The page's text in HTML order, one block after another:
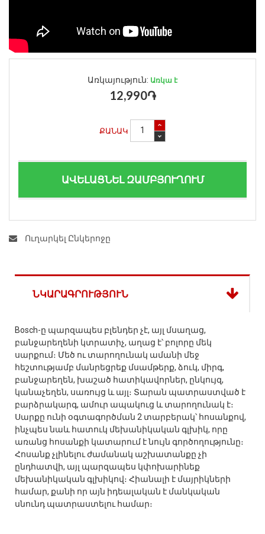
Առկայություն: Առկա է
12,990֏
ՔԱՆԱԿ
ԱՎԵԼԱՑՆԵԼ ԶԱՄԲՅՈՒՂՈՒՄ
Ուղարկել Ընկերոջը
ՆԿԱՐԱԳՐՈՒԹՅՈՒՆ
Bosch-ը պարզապես բլենդեր չէ, այլ մսաղաց,
բանջարեղենի կտրատիչ, աղաց է՝ բոլորը մեկ
սարքում։ Մեծ ու տարողունակ ամանի մեջ
հեշտությամբ մանրեցրեք մսամթերք, ձուկ, միրգ,
բանջարեղեն, խաշած հատիկավորներ, ընկույզ,
կանաչեղեն, սառույց և այլ։ Տարան պատրաստված է
բարձրակարգ, ամուր ապակուց և տարողունակ է։
Սարքը ունի օգտագործման 2 տարբերակ՝ հոսանքով,
ինչպես նաև հատուկ մեխանիկական գլխիկ, որը
առանց հոսանքի կատարում է նույն գործողությունը։
Հոսանք չլինելու ժամանակ աշխատանքը չի
ընդհատվի, այլ պարզապես կփոխարինեք
մեխանիկական գլխիկով։ Հիանալի է մայրիկների
համար, քանի որ այն իդեալական է մանկական
սնունդ պատրաստելու համար։